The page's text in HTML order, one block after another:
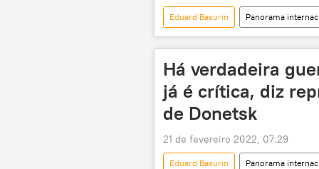
Eduard Basurin Panorama
República Popular de Donetsk
Há verdadeira
já é crítica, diz
de Donetsk
21 de fevereiro 2022, 07:29
Eduard Basurin Panorama